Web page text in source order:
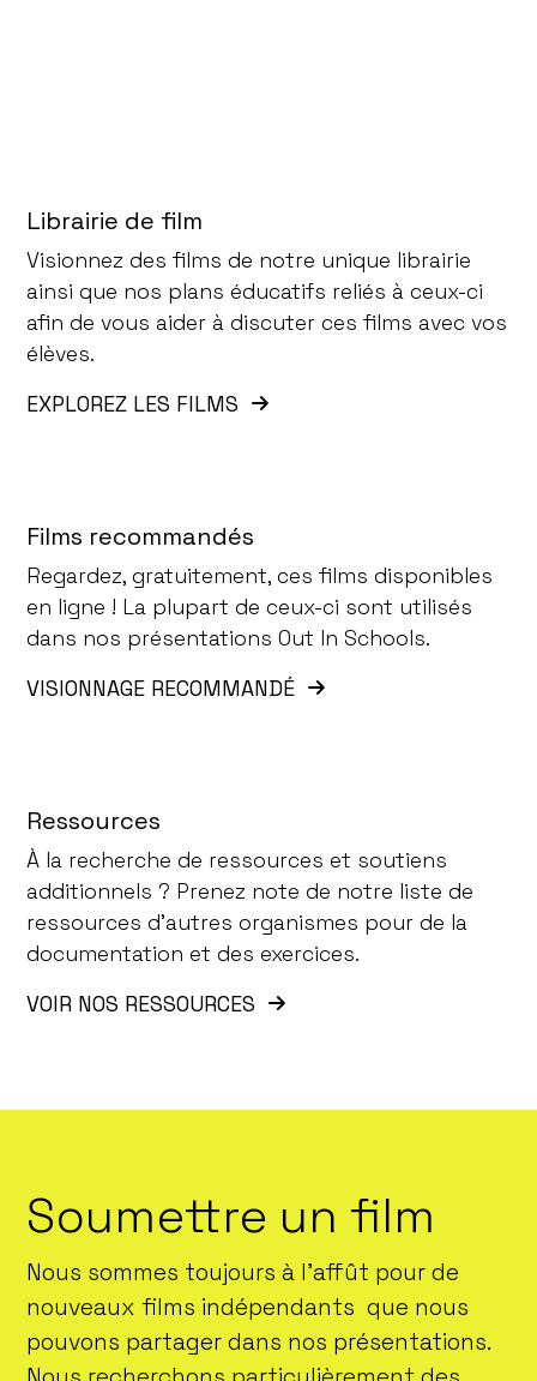
Librairie de film
Visionnez des films de notre unique librairie
ainsi que nos plans éducatifs reliés à ceux-ci
afin de vous aider à discuter ces films avec vos
élèves.
EXPLOREZ LES FILMS
Films recommandés
Regardez, gratuitement, ces films disponibles
en ligne ! La plupart de ceux-ci sont utilisés
dans nos présentations Out In Schools.
VISIONNAGE RECOMMANDÉ
Ressources
À la recherche de ressources et soutiens
additionnels ? Prenez note de notre liste de
ressources d’autres organismes pour de la
documentation et des exercices.
VOIR NOS RESSOURCES
Soumettre un film
Nous sommes toujours à l’affût pour de
nouveaux films indépendants que nous
pouvons partager dans nos présentations.